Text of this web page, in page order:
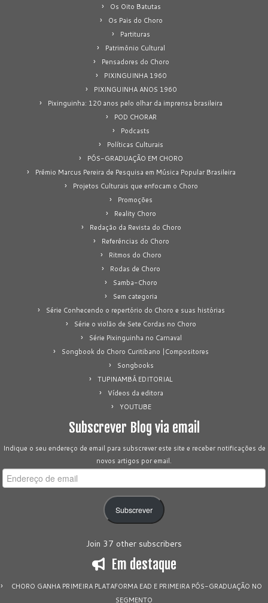
Os Oito Batutas
Os Pais do Choro
Partituras
Patrimônio Cultural
Pensadores do Choro
PIXINGUINHA 1960
PIXINGUINHA ANOS 1960
Pixinguinha: 120 anos pelo olhar da imprensa brasileira
POD CHORAR
Podcasts
Políticas Culturais
PÓS-GRADUAÇÃO EM CHORO
Prêmio Marcus Pereira de Pesquisa em Música Popular Brasileira
Projetos Culturais que enfocam o Choro
Promoções
Reality Choro
Redação da Revista do Choro
Referências do Choro
Ritmos do Choro
Rodas de Choro
Samba-Choro
Sem categoria
Série Conhecendo o repertório do Choro e suas histórias
Série o violão de Sete Cordas no Choro
Série Pixinguinha no Carnaval
Songbook do Choro Curitibano |Compositores
Songbooks
TUPINAMBÁ EDITORIAL
Vídeos da editora
YOUTUBE
Subscrever Blog via email
Indique o seu endereço de email para subscrever este site e receber notificações de
novos artigos por email.
Endereço
de
Subscrever
Join 37 other subscribers
Em destaque
CHORO GANHA PRIMEIRA PLATAFORMA EAD E PRIMEIRA PÓS-GRADUAÇÃO NO
SEGMENTO